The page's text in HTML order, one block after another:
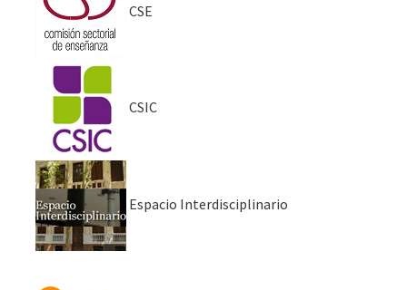
CSE
CSIC
Espacio Interdisciplinario